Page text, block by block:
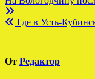
поГде в Усть-
От Редактор